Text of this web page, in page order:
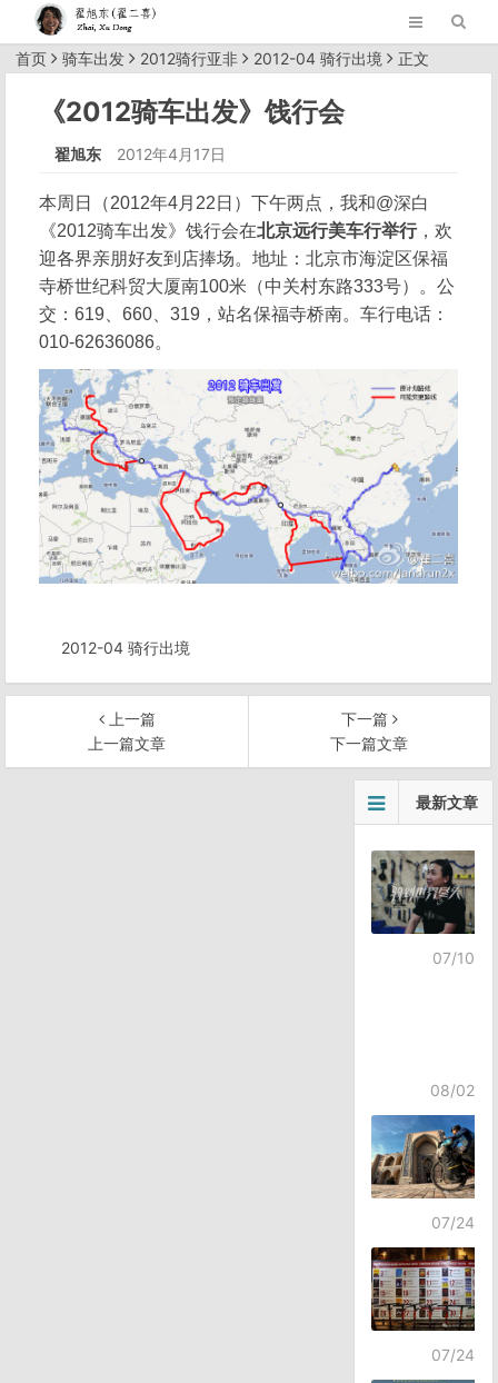
首页 骑车出发 2012骑行亚非 2012-04 骑行出境 正文
《2012骑车出发》饯行会
翟旭东 2012年4月17日
本周日（2012年4月22日）下午两点，我和@深白
《2012骑车出发》饯行会在北京远行美车行举行，欢
迎各界亲朋好友到店捧场。地址：北京市海淀区保福
寺桥世纪科贸大厦南100米（中关村东路333号）。公
交：619、660、319，站名保福寺桥南。车行电话：
010-62636086。
2012-04 骑行出境
上一篇
上一篇文章
下一篇
下一篇文章
最新文章
07/10
08/02
07/24
07/24